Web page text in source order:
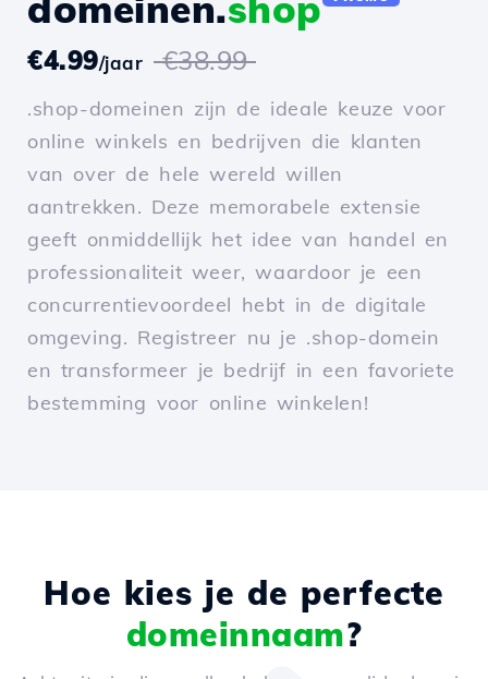
€4.99/jaar €38.99
.shop-domeinen zijn de ideale keuze voor
online winkels en bedrijven die klanten
van over de hele wereld willen
aantrekken. Deze memorabele extensie
geeft onmiddellijk het idee van handel en
professionaliteit weer, waardoor je een
concurrentievoordeel hebt in de digitale
omgeving. Registreer nu je .shop-domein
en transformeer je bedrijf in een favoriete
bestemming voor online winkelen!
Hoe kies je de perfecte
domeinnaam?